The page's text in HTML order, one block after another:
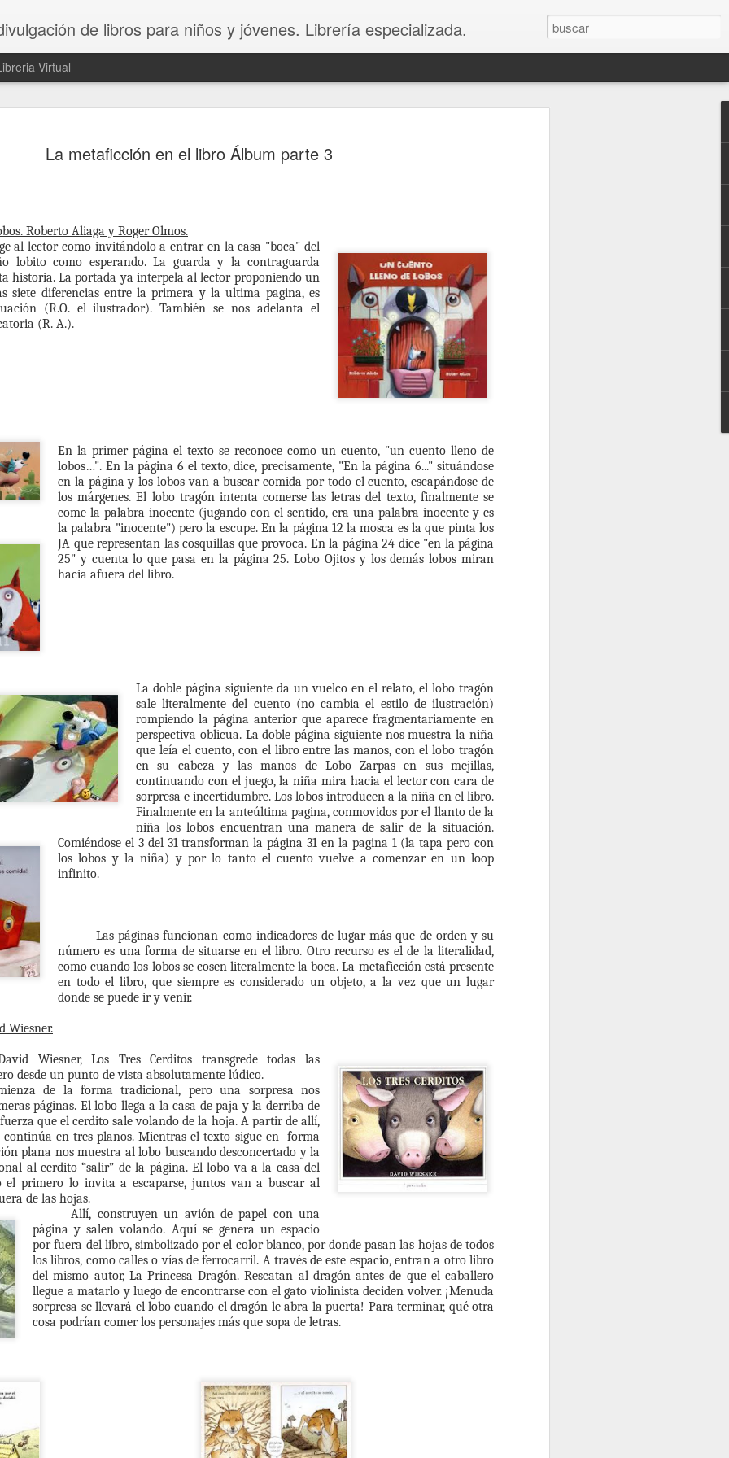
La metaficción en el libro Álbum parte 3
Roberto Aliaga y Roger Olmos.
al lector como invitándolo a entrar en la casa "boca" del
lobito como esperando. La guarda y la contraguarda
historia. La portada ya interpela al lector proponiendo un
siete diferencias entre la primera y la ultima pagina, es
(R.O. el ilustrador). También se nos adelanta el
(R. A.).
En la primer página el texto se reconoce como un cuento, "un cuento lleno de
lobos…". En la página 6 el texto, dice, precisamente, "En la página 6..." situándose
en la página y los lobos van a buscar comida por todo el cuento, escapándose de
los márgenes. El lobo tragón intenta comerse las letras del texto, finalmente se
come la palabra inocente (jugando con el sentido, era una palabra inocente y es
la palabra "inocente") pero la escupe. En la página 12 la mosca es la que pinta los
JA que representan las cosquillas que provoca. En la página 24 dice "en la página
25" y cuenta lo que pasa en la página 25. Lobo Ojitos y los demás lobos miran
hacia afuera del libro.
La doble página siguiente da un vuelco en el relato, el lobo tragón
sale literalmente del cuento (no cambia el estilo de ilustración)
rompiendo la página anterior que aparece fragmentariamente en
perspectiva oblicua. La doble página siguiente nos muestra la niña
que leía el cuento, con el libro entre las manos, con el lobo tragón
en su cabeza y las manos de Lobo Zarpas en sus mejillas,
continuando con el juego, la niña mira hacia el lector con cara de
sorpresa e incertidumbre. Los lobos introducen a la niña en el libro.
Finalmente en la anteúltima pagina, conmovidos por el llanto de la
niña los lobos encuentran una manera de salir de la situación.
Comiéndose el 3 del 31 transforman la página 31 en la pagina 1 (la tapa pero con
los lobos y la niña) y por lo tanto el cuento vuelve a comenzar en un loop
infinito.
Las páginas funcionan como indicadores de lugar más que de orden y su
número es una forma de situarse en el libro. Otro recurso es el de la literalidad,
como cuando los lobos se cosen literalmente la boca. La metaficción está presente
en todo el libro, que siempre es considerado un objeto, a la vez que un lugar
donde se puede ir y venir.
Wiesner.
Wiesner, Los Tres Cerditos transgrede todas las
desde un punto de vista absolutamente lúdico.
de la forma tradicional, pero una sorpresa nos
páginas. El lobo llega a la casa de paja y la derriba de
que el cerdito sale volando de la hoja. A partir de allí,
continúa en tres planos. Mientras el texto sigue en forma
plana nos muestra al lobo buscando desconcertado y la
al cerdito “salir” de la página. El lobo va a la casa del
el primero lo invita a escaparse, juntos van a buscar al
de las hojas.
Allí, construyen un avión de papel con una
página y salen volando. Aquí se genera un espacio
por fuera del libro, simbolizado por el color blanco, por donde pasan las hojas de todos
los libros, como calles o vías de ferrocarril. A través de este espacio, entran a otro libro
del mismo autor, La Princesa Dragón. Rescatan al dragón antes de que el caballero
llegue a matarlo y luego de encontrarse con el gato violinista deciden volver. ¡Menuda
sorpresa se llevará el lobo cuando el dragón le abra la puerta! Para terminar, qué otra
cosa podrían comer los personajes más que sopa de letras.
de libros para niños y jóvenes. Librería especializada.
Virtual
29
Morirse
pasar al patio de los callados
mirar crecer los rabanitos de abajo
Hay miles de formas de hablar de la muerte con más o menos
Desde hace muchos años doy talleres acerca de la pedagogía de la
muerte, trabajo en general con poblaciones que están en ese
momento pasando una emergencia que les impone hablar de la
historia de Elvis de Peter Schosow editado por LÓGUEZ. ¿Lo
conocen?
Y esa es la gran pregunta.
En mi último viaje a España pude tener en mis manos dos libros
increíbles acerca de la Muerte.
13
Por la defensa de la
política pública de
Hay una polémica al rojo vivo.
Lo primero que quiero decir es que
este texto lo escribo en mi
selección de materiales para las
escuelas. No como coordinadora
del Plan de lectura de la Ciudad,
puesto que desde hace varios
meses me encuentro de licencia
en ese rol, y porque nunca me
arrogaría el derecho de hablar
NOV
6
Tres libros
maravillosos que me
traje de España
Así me lo contaron. Así te lo
cuento. de Charles Perrault,
Madame Leprince de Beaumont y
Selección y epílogo de Alfredo
Arias.
Un libro que no opina los cuentos
populares, no los limpia, los
escucha y te los cuenta. Con una
de las traducciones que más me
ha gustado de la moraleja de
Caperucita Roja. Y una de las
ilustraciones más impactantes del
cuento popular.
OCT
16
Dos recomendaciones
de Boris Cyrulnik
Boris Cyrulnik es francés, nació
en Burdeos en 1937 hijo de una
pareja judía. Su padre fue
asesinado en el frente, su madre
escondieron debajo de un
cadáver. Todo esto cuando tenía
menos de 7 años.
25
Dos veces Junio. Kohan y Cyrulnik.
¿A partir de qué edad se puede comenzar a torturar a un niño?
es la pregunta que plantea para iniciar Martín Kohan en Dos veces
y es la pregunta que ronda toda la novela.
tan certera la pregunta.
libros hacen un profundo maridaje.
juega con la pregunta, los personajes la responden, invocan la
la capacidad de responder, la capacidad de soportar.
niños son más débiles, sería más fácil.
Emociones. Primera Entrega. Las palabras.
Cada vez que comenzamos a hablar acerca de emociones y
entornos emocionales saludables un escalofrío nos recorre a los
por el extremo reduccionismo al que llegan los recetarios
de cómo hablar, “gestionar” o “manejar” las emociones con los
y las niñas.
Querida Yolanda:
Este mes las lecturas del encuentro me han gustado mucho.
de una soledad, quizás es el que más me dio para para pensar.
libro de Sarton es un libro de otro tiempo, con una cadencia que
la mente y produce esa lectura lenta que va a contramano de lo
ocurre en el mundo.